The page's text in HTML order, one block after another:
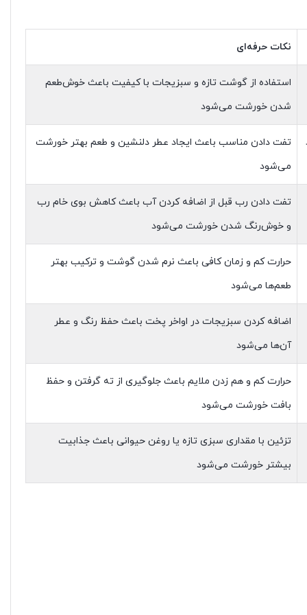
نکات حرفه‌ای
استفاده از گوشت تازه و سبزیجات با کیفیت باعث خوش‌طعم
شدن خورشت می‌شود
تفت دادن مناسب باعث ایجاد عطر دلنشین و طعم بهتر خورشت
می‌شود
تفت دادن رب قبل از اضافه کردن آب باعث کاهش بوی خام رب
و خوش‌رنگ شدن خورشت می‌شود
حرارت کم و زمان کافی باعث نرم شدن گوشت و ترکیب بهتر
طعم‌ها می‌شود
اضافه کردن سبزیجات در اواخر پخت باعث حفظ رنگ و عطر
آن‌ها می‌شود
حرارت کم و هم زدن ملایم باعث جلوگیری از ته گرفتن و حفظ
بافت خورشت می‌شود
تزئین با مقداری سبزی تازه یا روغن حیوانی باعث جذابیت
بیشتر خورشت می‌شود